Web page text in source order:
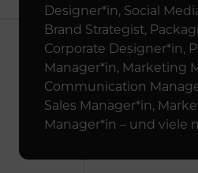
Designer*in, Social
Brand Strategist,
Corporate Designer*in,
Manager*in, Marketing
Communication
Sales Manager*in,
Manager*in – und viele